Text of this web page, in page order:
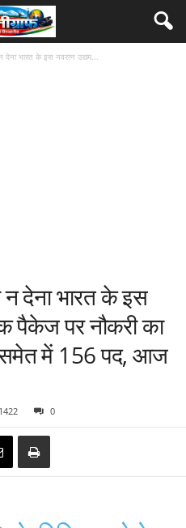
देना भारत के इस नवरत्न उद्यम...
न देना भारत के इस
पैकेज पर नौकरी का
समेत में 156 पद, आज
1422 0